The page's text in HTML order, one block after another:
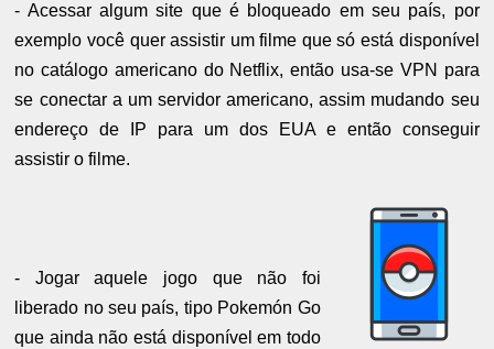
- Acessar algum site que é bloqueado em seu país, por
exemplo você quer assistir um filme que só está disponível
no catálogo americano do Netflix, então usa-se VPN para
se conectar a um servidor americano, assim mudando seu
endereço de IP para um dos EUA e então conseguir
assistir o filme.
- Jogar aquele jogo que não foi
liberado no seu país, tipo Pokemón Go
que ainda não está disponível em todo